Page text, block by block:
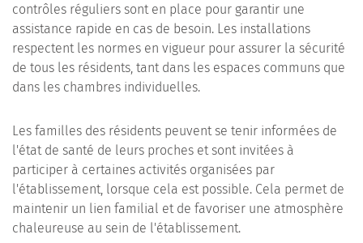
contrôles réguliers sont en place pour garantir une
assistance rapide en cas de besoin. Les installations
respectent les normes en vigueur pour assurer la sécurité
de tous les résidents, tant dans les espaces communs que
dans les chambres individuelles.
Les familles des résidents peuvent se tenir informées de
l'état de santé de leurs proches et sont invitées à
participer à certaines activités organisées par
l'établissement, lorsque cela est possible. Cela permet de
maintenir un lien familial et de favoriser une atmosphère
chaleureuse au sein de l'établissement.